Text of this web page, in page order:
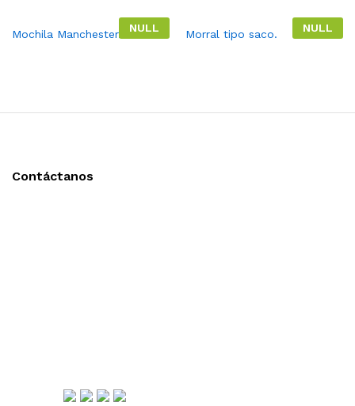
NULL
Mochila Manchester. NULL
Morral tipo saco.
Contáctanos